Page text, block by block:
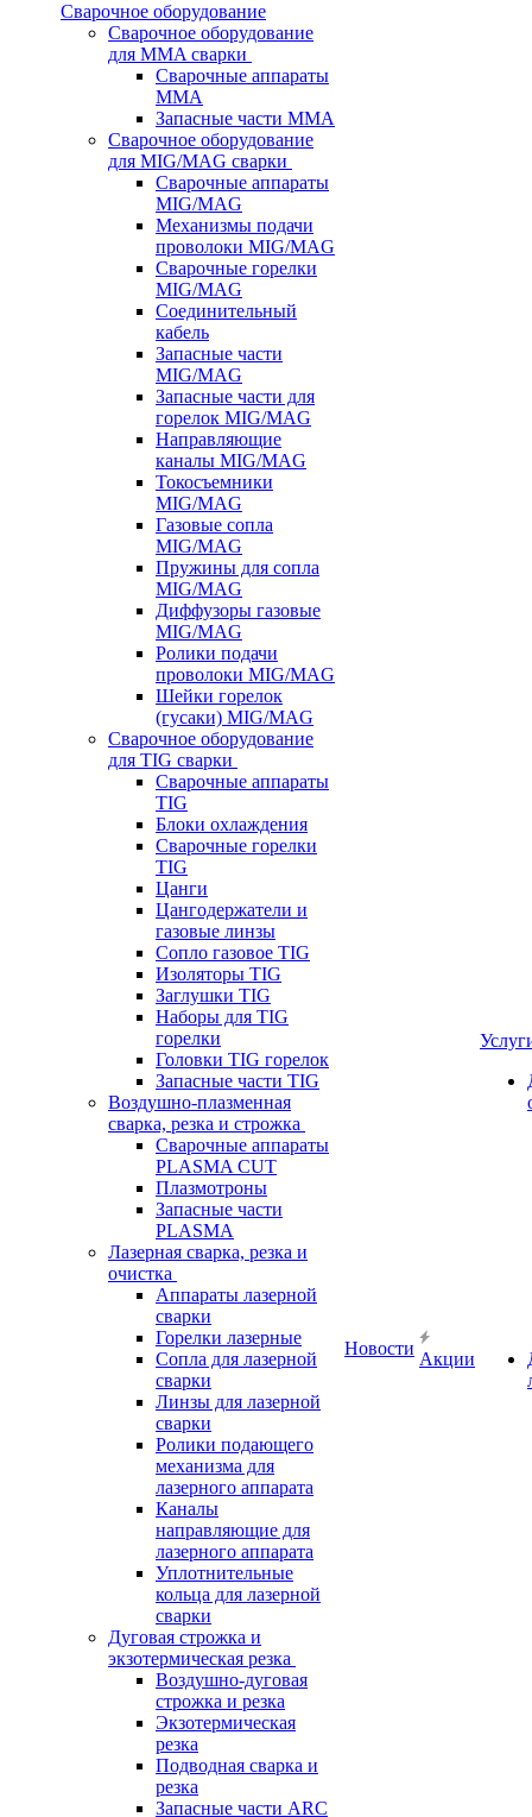
Сварочное оборудование
Сварочное оборудование
для MMA сварки
Сварочные аппараты
MMA
Запасные части MMA
Сварочное оборудование
для MIG/MAG сварки
Сварочные аппараты
MIG/MAG
Механизмы подачи
проволоки MIG/MAG
Сварочные горелки
MIG/MAG
Соединительный
кабель
Запасные части
MIG/MAG
Запасные части для
горелок MIG/MAG
Направляющие
каналы MIG/MAG
Токосъемники
MIG/MAG
Газовые сопла
MIG/MAG
Пружины для сопла
MIG/MAG
Диффузоры газовые
MIG/MAG
Ролики подачи
проволоки MIG/MAG
Шейки горелок
(гусаки) MIG/MAG
Сварочное оборудование
для TIG сварки
Сварочные аппараты
TIG
Блоки охлаждения
Сварочные горелки
TIG
Цанги
Цангодержатели и
газовые линзы
Сопло газовое TIG
Изоляторы TIG
Заглушки TIG
Наборы для TIG
горелки
Головки TIG горелок
Запасные части TIG
Воздушно-плазменная
сварка, резка и строжка
Сварочные аппараты
PLASMA CUT
Плазмотроны
Запасные части
PLASMA
Лазерная сварка, резка и
очистка
Аппараты лазерной
сварки
Горелки лазерные
Сопла для лазерной
сварки
Линзы для лазерной
сварки
Ролики подающего
механизма для
лазерного аппарата
Каналы
направляющие для
лазерного аппарата
Уплотнительные
кольца для лазерной
сварки
Дуговая строжка и
экзотермическая резка
Воздушно-дуговая
строжка и резка
Экзотермическая
резка
Подводная сварка и
резка
Запасные части ARC
Новости
Акции